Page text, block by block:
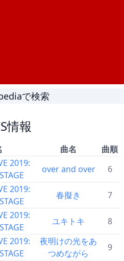
で検索
情報
曲名
曲順
2019:
over and over 6
2019:
春擬き 7
2019:
ユキトキ 8
2019:
夜明けの光をあ
つめながら
9